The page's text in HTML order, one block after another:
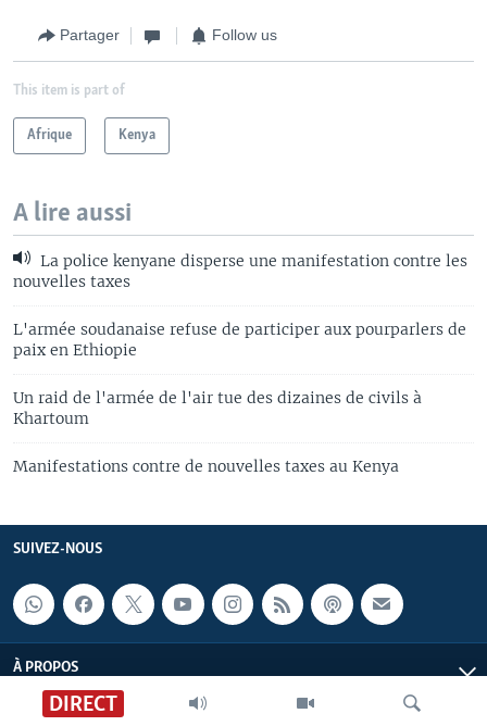
DIRECT
Partager Follow us
This item is part of
Afrique Kenya
A lire aussi
La police kenyane disperse une manifestation contre les
nouvelles taxes
L'armée soudanaise refuse de participer aux pourparlers de
paix en Ethiopie
Un raid de l'armée de l'air tue des dizaines de civils à
Khartoum
Manifestations contre de nouvelles taxes au Kenya
SUIVEZ-NOUS
À PROPOS